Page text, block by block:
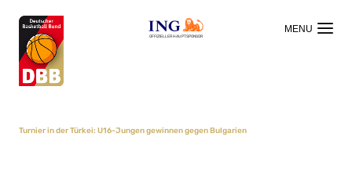
OFFIZIELLER HAUPTSPONSOR
Turnier in der Türkei: U16-Jungen gewinnen gegen Bulgarien